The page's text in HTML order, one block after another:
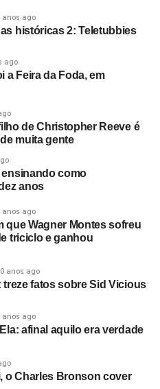
deu em nada. O show do
Circus. Estava muito
Acabou ficando de
“Estou empresariando
e me perguntou se eu
e eles foram
Quis fazer algo
falar com o dono da loja
sobre o clube Bowden Vale
visto inúmeras bandas em
voltar a promover
que tinha um monte de
que sobraram. Eles
venderam tudo para o dono
para tocar em Bowden
aluguei alguns andaimes e
anos ago
históricas 2: Teletubbies
ago
a Feira da Foda, em
de Christopher Reeve é
muita gente
ensinando como
anos
anos ago
que Wagner Montes sofreu
triciclo e ganhou
anos ago
treze fatos sobre Sid Vicious
anos ago
afinal aquilo era verdade
o Charles Bronson cover